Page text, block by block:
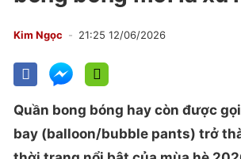
Kim Ngọc 21:25 12/06/2026
Quần bong bóng hay còn được
bay (balloon/bubble pants) trở